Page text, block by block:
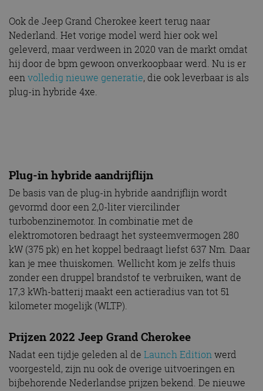
Ook de Jeep Grand Cherokee keert terug naar
Nederland. Het vorige model werd hier ook wel
geleverd, maar verdween in 2020 van de markt omdat
hij door de bpm gewoon onverkoopbaar werd. Nu is er
eenvolledig nieuwe generatie, die ook leverbaar is als
plug-in hybride 4xe.
Plug-in hybride aandrijflijn
De basis van de plug-in hybride aandrijflijn wordt
gevormd door een 2,0-liter viercilinder
turbobenzinemotor. In combinatie met de
elektromotoren bedraagt het systeemvermogen 280
kW (375 pk) en het koppel bedraagt liefst 637 Nm. Daar
kan je mee thuiskomen. Wellicht kom je zelfs thuis
zonder een druppel brandstof te verbruiken, want de
17,3 kWh-batterij maakt een actieradius van tot 51
kilometer mogelijk (WLTP).
Prijzen 2022 Jeep Grand Cherokee
Nadat een tijdje geleden al de Launch Editionwerd
voorgesteld, zijn nu ook de overige uitvoeringen en
bijbehorende Nederlandse prijzen bekend. De nieuwe